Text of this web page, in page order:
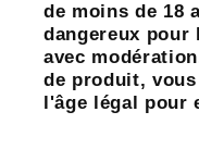
de moins de 18
dangereux pour
avec
de produit,
l'âge légal pour